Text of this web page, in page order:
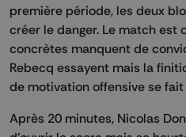
première période, les deux
créer le danger. Le match est
concrètes manquent de
Rebecq essayent mais la
de motivation offensive se
Après 20 minutes, Nicolas